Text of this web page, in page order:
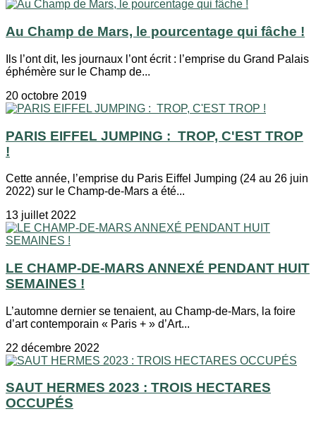
Au Champ de Mars, le pourcentage qui fâche !
Ils l’ont dit, les journaux l’ont écrit : l’emprise du Grand Palais
éphémère sur le Champ de...
20 octobre 2019
PARIS EIFFEL JUMPING : TROP, C'EST TROP
!
Cette année, l’emprise du Paris Eiffel Jumping (24 au 26 juin
2022) sur le Champ-de-Mars a été...
13 juillet 2022
LE CHAMP-DE-MARS ANNEXÉ PENDANT HUIT
SEMAINES !
L’automne dernier se tenaient, au Champ-de-Mars, la foire
d’art contemporain « Paris + » d’Art...
22 décembre 2022
SAUT HERMES 2023 : TROIS HECTARES
OCCUPÉS